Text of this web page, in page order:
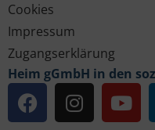
Cookies
Impressum
Zugangserklärung
Heim gGmbH in den